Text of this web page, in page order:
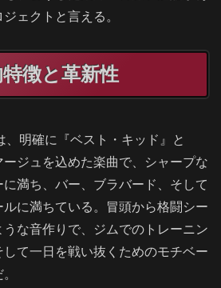
ェクトと言える。
徴と革新性
、明確に『ベスト・キッド』と
ージュを込めた楽曲で、シャープな
満ち、バー、ブラバード、そして
に満ちている。冒頭から格闘シー
な音作りで、ジムでのトレーニン
て一日を戦い抜くためのモチベー